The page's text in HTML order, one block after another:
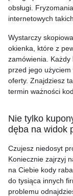
obsługi.
internetowych
Wystarczy
okienka, które z
zamówienia.
przed jego
oferty. Znajdziesz
termin ważności
Nie tylko
dęba na widok
Czujesz niedosyt
Koniecznie zajrzyj
na Ciebie kody
do tysiąca innych
problemu